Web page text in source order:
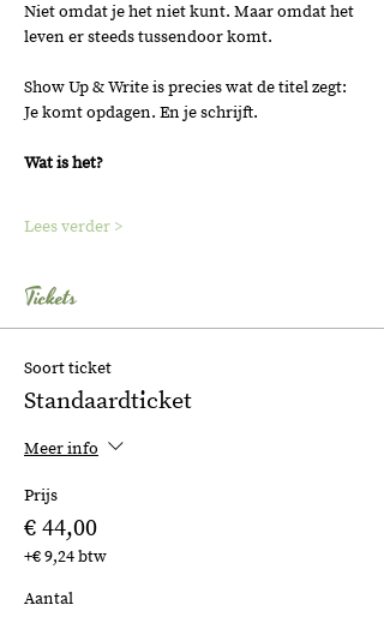
Niet omdat je het niet kunt. Maar omdat het
leven er steeds tussendoor komt.
Show Up & Write is precies wat de titel zegt:
Je komt opdagen. En je schrijft.
Wat is het?
Lees verder >
Tickets
Soort ticket
Standaardticket
Meer info
Prijs
€ 44,00
+€ 9,24 btw
Aantal